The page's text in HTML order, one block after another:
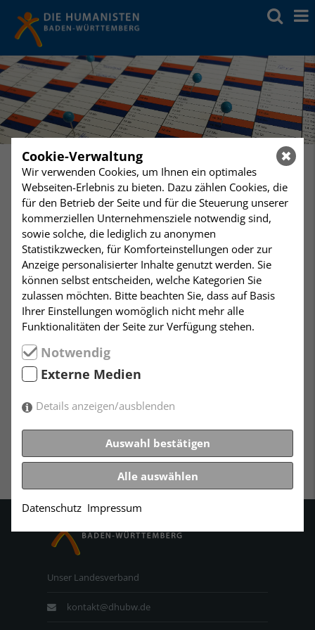
Dienstag
09
Januar
21:00 Uhr
Feldenkrais-Kurs 1
Humanistisches Zentrum Stuttgart
Feldenkrais-Kurs 1
Feldenkrais-Kurs über 10 Abende bis zum 03.04.2018.
Die für Mitglieder ermäßigte Kursgebühr beträgt € 145
ansonsten € 160.
Weitere Informationen direkt bei Herrn Störmer, Tel.
0711 / 6408415).
Anfänger sind immer herzlich willkommen.
Unser Landesverband
kontakt@dhubw.de
Cookie-Verwaltung
Wir verwenden Cookies, um Ihnen ein optimales
Webseiten-Erlebnis zu bieten. Dazu zählen Cookies, die
für den Betrieb der Seite und für die Steuerung unserer
kommerziellen Unternehmensziele notwendig sind,
sowie solche, die lediglich zu anonymen
Statistikzwecken, für Komforteinstellungen oder zur
Anzeige personalisierter Inhalte genutzt werden. Sie
können selbst entscheiden, welche Kategorien Sie
zulassen möchten. Bitte beachten Sie, dass auf Basis
Ihrer Einstellungen womöglich nicht mehr alle
Funktionalitäten der Seite zur Verfügung stehen.
Notwendig
Externe Medien
Details anzeigen/ausblenden
Auswahl bestätigen
Alle auswählen
Datenschutz Impressum